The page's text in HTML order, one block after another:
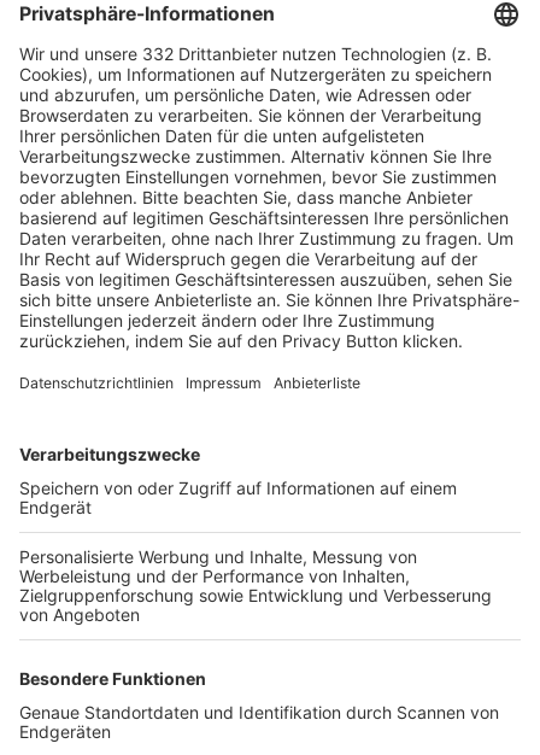
HÄUFIG BESUCHTE SEITEN
Pässe und Vereinswechsel
Trainerausbildung
Schulungsangebot Vereinsmitarbeiter
BFV-Geschäftsstellen
Trainerbörse
Login SpielPlus
FOLGE DEM BFV
TOP-VEREINE
TOP-PARTNER